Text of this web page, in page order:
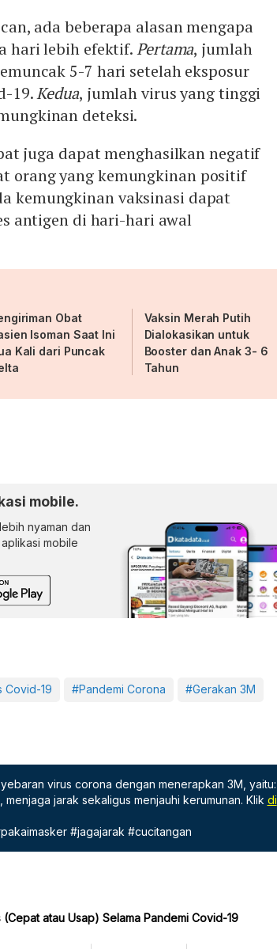
ada beberapa alasan mengapa
hari lebih efektif.Pertama, jumlah
5-7 hari setelah eksposur
19.Kedua, jumlah virus yang tinggi
deteksi.
juga dapat menghasilkan negatif
orang yang kemungkinan positif
kemungkinan vaksinasi dapat
antigen di hari-hari awal
Obat
Isoman Saat Ini
Kali dari Puncak
Vaksin Merah Putih
Dialokasikan untuk
Booster dan Anak 3- 6
Tahun
mobile.
nyaman dan
mobile
Covid-19 #Pandemi Corona #Gerakan 3M
virus corona dengan menerapkan 3M, yaitu:
jarak sekaligus menjauhi kerumunan. Klik di
#jagajarak #cucitangan